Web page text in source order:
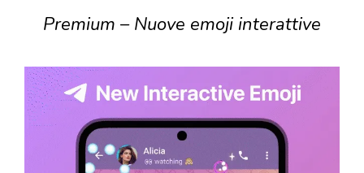
Premium – Nuove emoji interattive